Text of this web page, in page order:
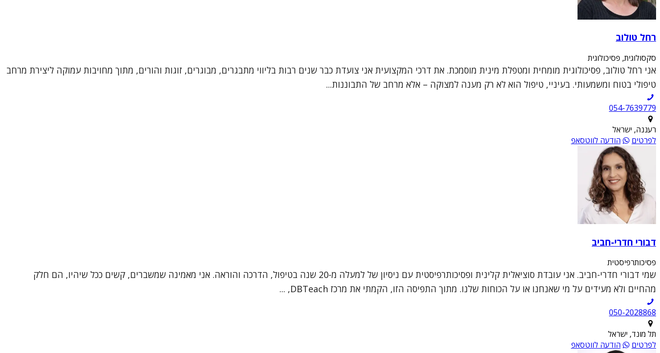
רחל טולוב
סקסולוגית, פסיכולוגית
אני רחל טולוב, פסיכולוגית מומחית ומטפלת מינית מוסמכת. את דרכי המקצועית אני צועדת כבר שנים רבות בליווי מתבגרים, מבוגרים, זוגות והורים, מתוך מחויבות עמוקה ליצירת מרחב
טיפולי בטוח ומשמעותי. בעיניי, טיפול הוא לא רק מענה למצוקה – אלא מרחב של התבוננות...
054-7639779
רעננה, ישראל
לפרטים
הודעה לווטסאפ
דבורי חדרי-חביב
פסיכותרפיסטית
שמי דבורי חדרי-חביב. אני עובדת סוציאלית קלינית ופסיכותרפיסטית עם ניסיון של למעלה מ-20 שנה בטיפול, הדרכה והוראה. אני מאמינה שמשברים, קשים ככל שיהיו, הם חלק
מהחיים ולא מעידים על מי שאנחנו או על הכוחות שלנו. מתוך התפיסה הזו, הקמתי את מרכז DBTeach, ...
050-2028868
תל מונד, ישראל
לפרטים
הודעה לווטסאפ